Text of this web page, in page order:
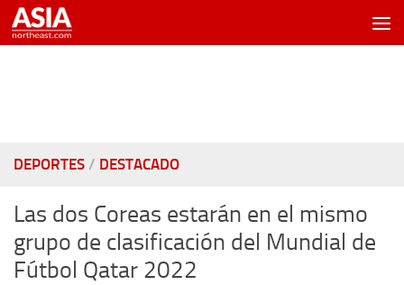
Saltar al contenido
DEPORTES / DESTACADO
Las dos Coreas estarán en el mismo
grupo de clasificación del Mundial de
Fútbol Qatar 2022